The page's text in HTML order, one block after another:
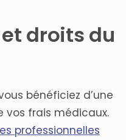
droits du
bénéficiez d’une
vos frais médicaux.
professionnelles